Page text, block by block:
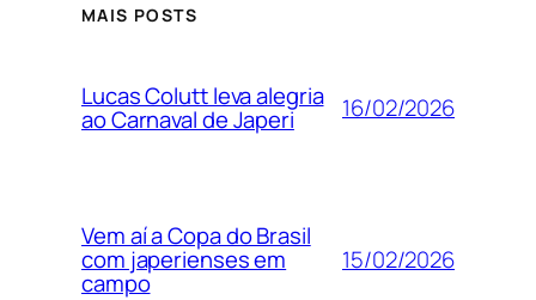
MAIS POSTS
Lucas Colutt leva alegria
ao Carnaval de Japeri 16/02/2026
Vem aí a Copa do Brasil
com japerienses em
campo
15/02/2026